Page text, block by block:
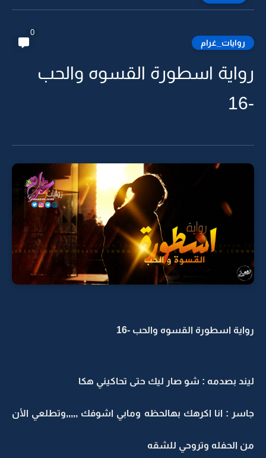
روايات_غرام
0
رواية اسطورة القسوه والحب
-16
رواية اسطورة القسوه والحب -16
ليند بصدمه : شو صار ليك حتى تحاكيني هكا
جاسر : انا اكرهك بهالحظه ومابي اشوفك ,,,,,وتطلعي الأن
من الحفله وتروحي للشقه